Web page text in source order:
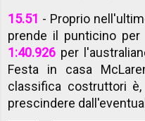
15.51 - Proprio
prende il punticino
1:40.926 per
Festa in casa
classifica costruttori
prescindere